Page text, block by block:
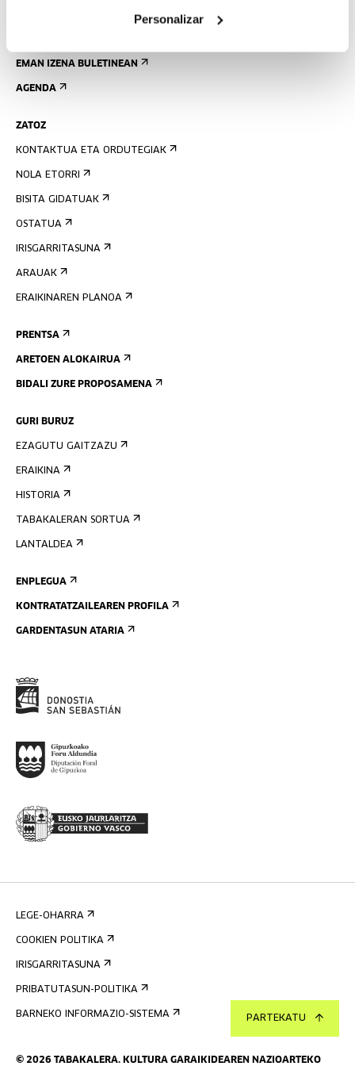
Personalizar
PARTEKATU
EMAN IZENA BULETINEAN
AGENDA
ZATOZ
KONTAKTUA ETA ORDUTEGIAK
NOLA ETORRI
BISITA GIDATUAK
OSTATUA
IRISGARRITASUNA
ARAUAK
ERAIKINAREN PLANOA
PRENTSA
ARETOEN ALOKAIRUA
BIDALI ZURE PROPOSAMENA
GURI BURUZ
EZAGUTU GAITZAZU
ERAIKINA
HISTORIA
TABAKALERAN SORTUA
LANTALDEA
ENPLEGUA
KONTRATATZAILEAREN PROFILA
GARDENTASUN ATARIA
© 2026 TABAKALERA. KULTURA GARAIKIDEAREN NAZIOARTEKO
LEGE-OHARRA
COOKIEN POLITIKA
IRISGARRITASUNA
PRIBATUTASUN-POLITIKA
BARNEKO INFORMAZIO-SISTEMA